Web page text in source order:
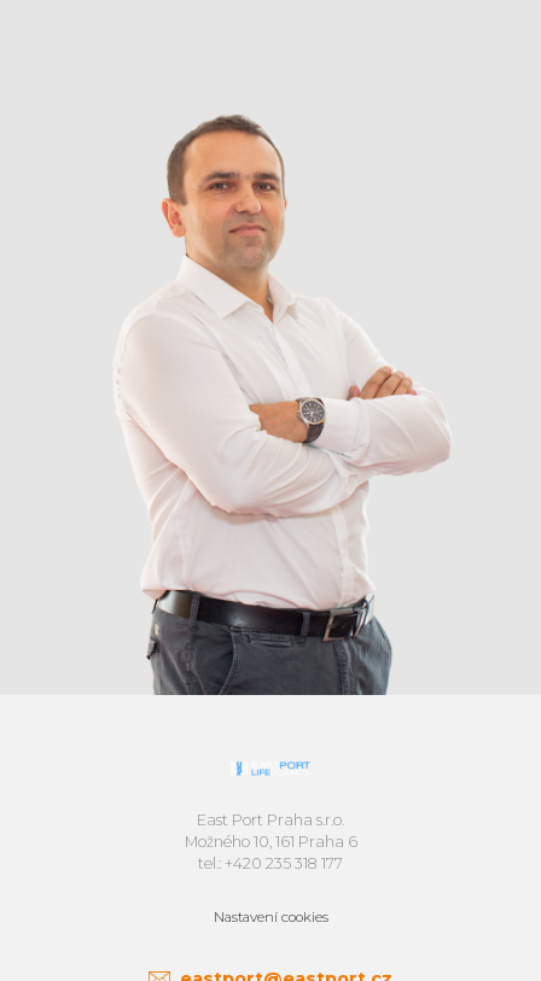
East Port Praha s.r.o.
Možného 10, 161 Praha 6
tel.: +420 235 318 177
Nastavení cookies